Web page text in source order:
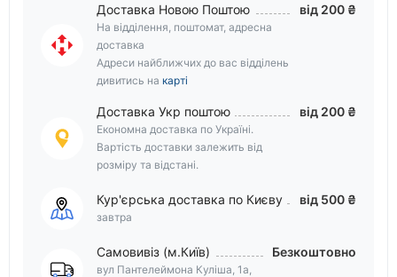
Доставка Новою Поштою
На відділення, поштомат, адресна
доставка
Адреси найближчих до вас відділень
дивитись на карті
від 200 ₴
Доставка Укр поштою
Економна доставка по Україні.
Вартість доставки залежить від
розміру та відстані.
від 200 ₴
Кур'єрська доставка по Києву
завтра
від 500 ₴
Самовивіз (м.Київ)
вул Пантелеймона Куліша, 1а,
Безкоштовно